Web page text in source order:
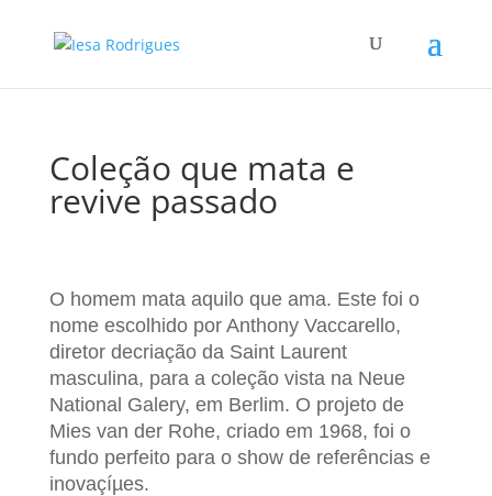
Coleção que mata e
revive passado
O homem mata aquilo que ama. Este foi o
nome escolhido por Anthony Vaccarello,
diretor decriação da Saint Laurent
masculina, para a coleção vista na Neue
National Galery, em Berlim. O projeto de
Mies van der Rohe, criado em 1968, foi o
fundo perfeito para o show de referências e
inovaçíµes.